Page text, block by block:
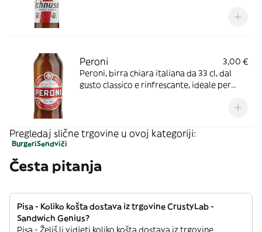
Peroni
3,00 €
Peroni, birra chiara italiana da 33 cl, dal
gusto classico e rinfrescante, ideale per
Pregledaj slične trgovine u ovoj kategoriji:
BurgeriSendviči
Česta pitanja
Pisa - Koliko košta dostava iz trgovine CrustyLab -
Sandwich Genius?
Pisa - Želiš li vidjeti koliko košta dostava iz trgovine